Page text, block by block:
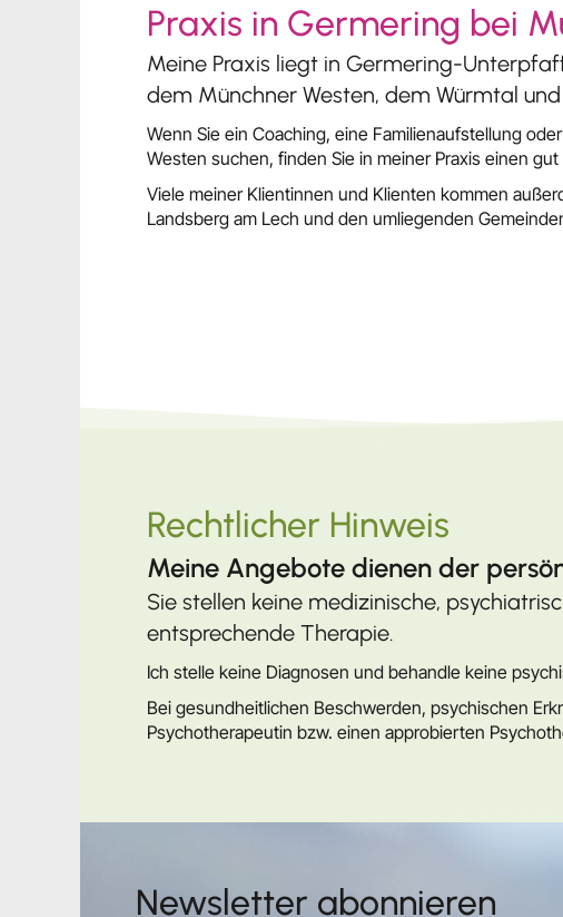
Praxis in Germering bei
Meine Praxis liegt in Germering-
dem Münchner Westen, dem Würmtal
Wenn Sie ein Coaching, eine Familienaufstellung
Westen suchen, finden Sie in meiner Praxis einen
Viele meiner Klientinnen und Klienten kommen
Landsberg am Lech und den umliegenden
Rechtlicher Hinweis
Meine Angebote dienen der
Sie stellen keine medizinische,
entsprechende Therapie.
Ich stelle keine Diagnosen und behandle keine
Bei gesundheitlichen Beschwerden, psychischen
Psychotherapeutin bzw. einen approbierten
Newsletter abonnieren